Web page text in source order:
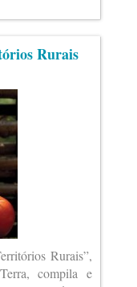
Rurais
Rurais”,
compila e